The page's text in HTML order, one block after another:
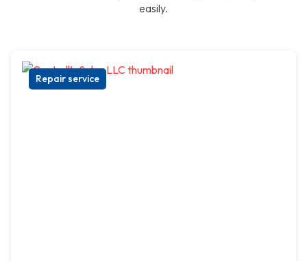
easily.
Repair service